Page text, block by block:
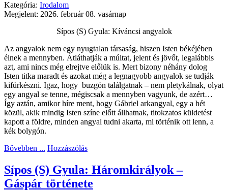
Kategória: Irodalom
Megjelent: 2026. február 08. vasárnap
Sípos (S) Gyula: Kíváncsi angyalok
Az angyalok nem egy nyugtalan társaság, hiszen Isten békéjében
élnek a mennyben. Átláthatják a múltat, jelent és jövőt, legalábbis
azt, ami nincs még elrejtve előlük is. Mert bizony néhány dolog
Isten titka maradt és azokat még a legnagyobb angyalok se tudják
kifürkészni. Igaz, hogy buzgón találgatnak – nem pletykálnak, olyat
egy angyal se tenne, mégiscsak a mennyben vagyunk, de azért…
Így aztán, amikor híre ment, hogy Gábriel arkangyal, egy a hét
közül, akik mindig Isten színe előtt állhatnak, titokzatos küldetést
kapott a földre, minden angyal tudni akarta, mi történik ott lenn, a
kék bolygón.
Bővebben ... Hozzászólás
Sípos (S) Gyula: Háromkirályok –
Gáspár története